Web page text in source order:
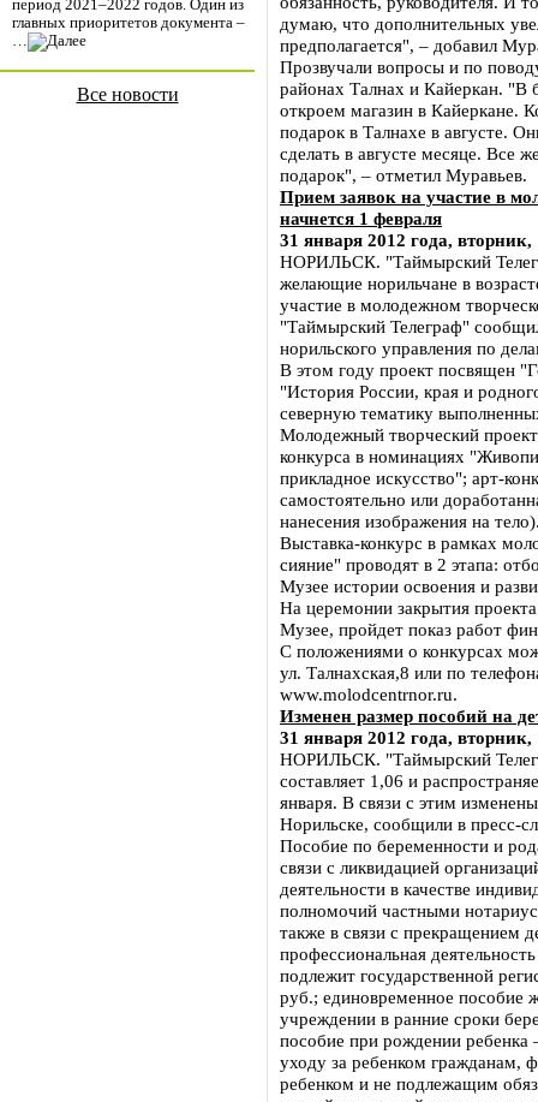
период 2021–2022 годов. Один из
главных приоритетов документа –
…
Все новости
думаю, что дополнительных
предполагается", – добавил
Прозвучали вопросы и по
районах Талнах и Кайеркан.
откроем магазин в Кайеркане.
подарок в Талнахе в августе.
сделать в августе месяце. Все
подарок", – отметил Муравьев.
Прием заявок на участие в
начнется 1 февраля
31 января 2012 года, вторник,
НОРИЛЬСК. "Таймырский
желающие норильчане в
участие в молодежном
"Таймырский Телеграф"
норильского управления по
В этом году проект посвящен
"История России, края и
северную тематику
Молодежный творческий
конкурса в номинациях
прикладное искусство"; арт-
самостоятельно или
нанесения изображения на
Выставка-конкурс в рамках
сияние" проводят в 2 этапа:
Музее истории освоения и
На церемонии закрытия
Музее, пройдет показ работ
С положениями о конкурсах
ул. Талнахская,8 или по
www.molodcentrnor.ru.
Изменен размер пособий на
31 января 2012 года, вторник,
НОРИЛЬСК. "Таймырский
составляет 1,06 и
января. В связи с этим
Норильске, сообщили в пресс-
Пособие по беременности и
связи с ликвидацией
деятельности в качестве
полномочий частными
также в связи с прекращением
профессиональная
подлежит государственной
руб.; единовременное пособие
учреждении в ранние сроки
пособие при рождении
уходу за ребенком гражданам,
ребенком и не подлежащим